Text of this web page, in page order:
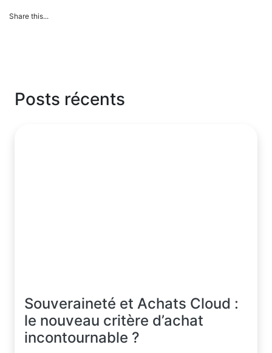
Share this...
Posts récents
Souveraineté et Achats Cloud :
le nouveau critère d’achat
incontournable ?